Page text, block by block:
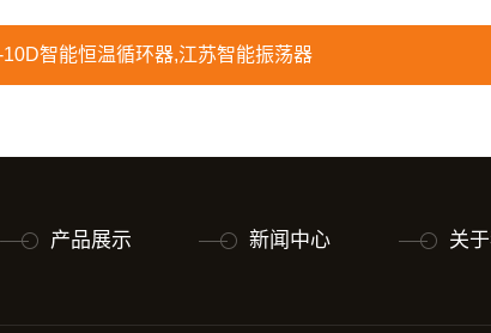
10D智能恒温循环器,江苏智能振荡器
产品展示 新闻中心 关于